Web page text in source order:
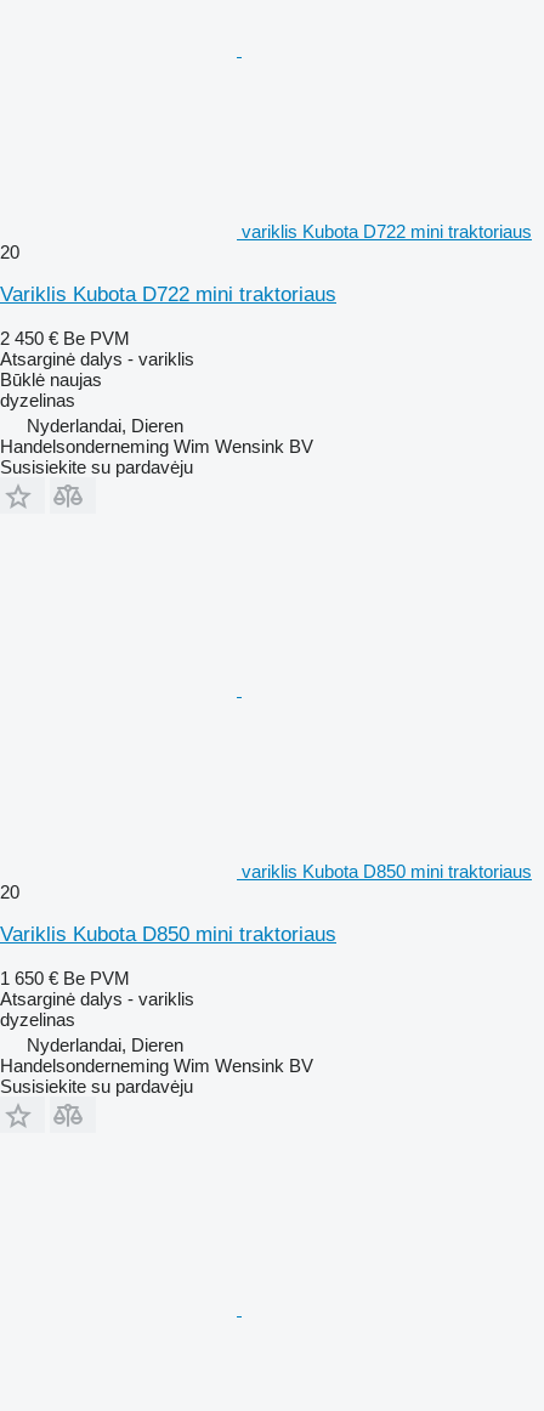
variklis Kubota D722 mini traktoriaus
20
Variklis Kubota D722 mini traktoriaus
2 450 € Be PVM
Atsarginė dalys - variklis
Būklė naujas
dyzelinas
Nyderlandai, Dieren
Handelsonderneming Wim Wensink BV
Susisiekite su pardavėju
variklis Kubota D850 mini traktoriaus
20
Variklis Kubota D850 mini traktoriaus
1 650 € Be PVM
Atsarginė dalys - variklis
dyzelinas
Nyderlandai, Dieren
Handelsonderneming Wim Wensink BV
Susisiekite su pardavėju